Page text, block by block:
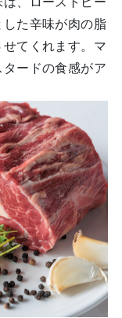
た辛味が肉の脂
てくれます。マ
ードの食感がア